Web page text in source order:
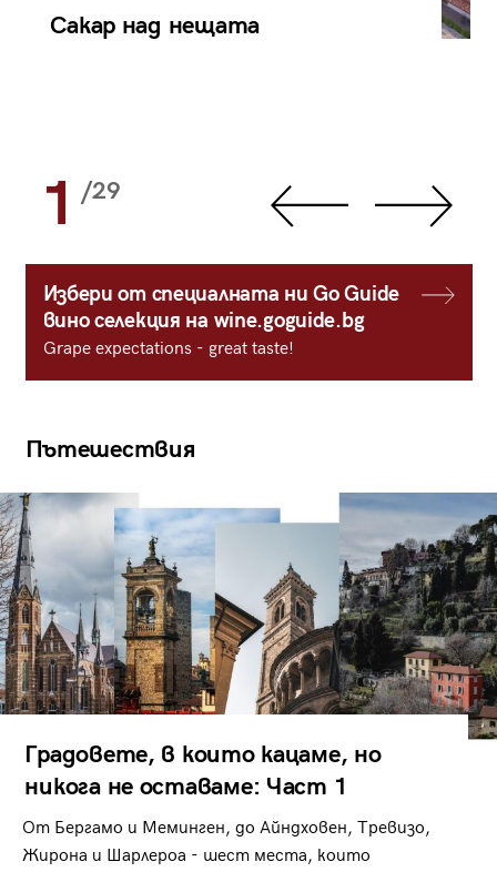
Сакар над нещата
1 /29
Избери от специалната ни Go Guide
вино селекция на wine.goguide.bg
Grape expectations - great taste!
Пътешествия
Градовете, в които кацаме, но
никога не оставаме: Част 1
От Бергамо и Меминген, до Айндховен, Тревизо,
Жирона и Шарлероа - шест места, които